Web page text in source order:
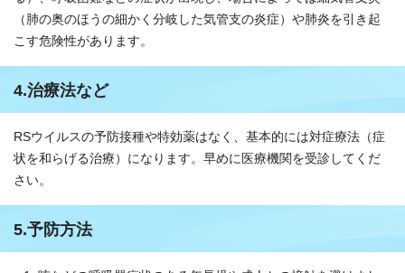
（肺の奥のほうの細かく分岐した気管支の炎症）や肺炎を引き起
こす危険性があります。
4.治療法など
RSウイルスの予防接種や特効薬はなく、基本的には対症療法（症
状を和らげる治療）になります。早めに医療機関を受診してくだ
さい。
5.予防方法